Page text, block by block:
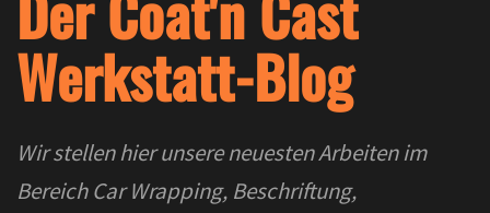
Werkstatt-Blog
Wir stellen hier unsere neuesten Arbeiten im
Bereich Car Wrapping, Beschriftung,